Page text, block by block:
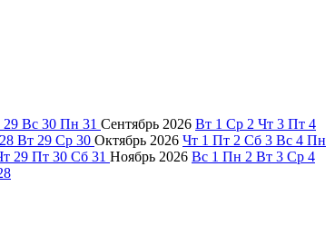
29 Вс 30 Пн 31 Сентябрь 2026 Вт 1 Ср 2 Чт 3 Пт 4
28 Вт 29 Ср 30 Октябрь 2026 Чт 1 Пт 2 Сб 3 Вс 4 Пн
29 Пт 30 Сб 31 Ноябрь 2026 Вс 1 Пн 2 Вт 3 Ср 4